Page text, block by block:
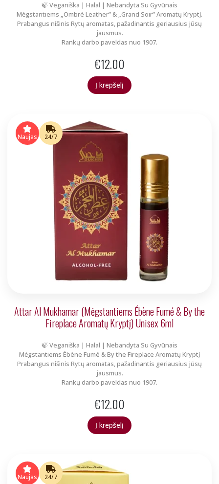
🍃 Veganiška | Halal | Nebandyta Su Gyvūnais
Mėgstantiems „Ombré Leather” & „Grand Soir” Aromatų Kryptį.
Prabangus nišinis Rytų aromatas, pažadinantis geriausius jūsų
jausmus.
Rankų darbo paveldas nuo 1907.
€12.00
Į krepšelį
Naujas 24/7
Attar Al Mukhamar (Mėgstantiems Ébène Fumé & By the
Fireplace Aromatų Kryptį) Unisex 6ml
🍃 Veganiška | Halal | Nebandyta Su Gyvūnais
Mėgstantiems Ébène Fumé & By the Fireplace Aromatų Kryptį
Prabangus nišinis Rytų aromatas, pažadinantis geriausius jūsų
jausmus.
Rankų darbo paveldas nuo 1907.
€12.00
Į krepšelį
Naujas 24/7